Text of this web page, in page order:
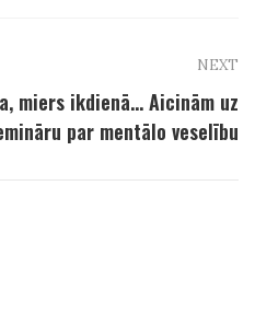
NEXT
miers ikdienā… Aicinām uz
par mentālo veselību